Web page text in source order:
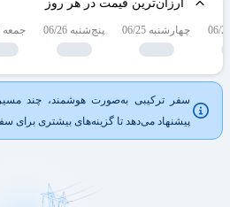
ارزان‌ترین قیمت در هر روز
چهارشنبه 06/25 پنج‌شنبه 06/26 جمعه 06/27
سفر ترکیبی به‌صورت هوشمند، چند
پیشنهاد می‌دهد تا گزینه‌های بیشتری برای